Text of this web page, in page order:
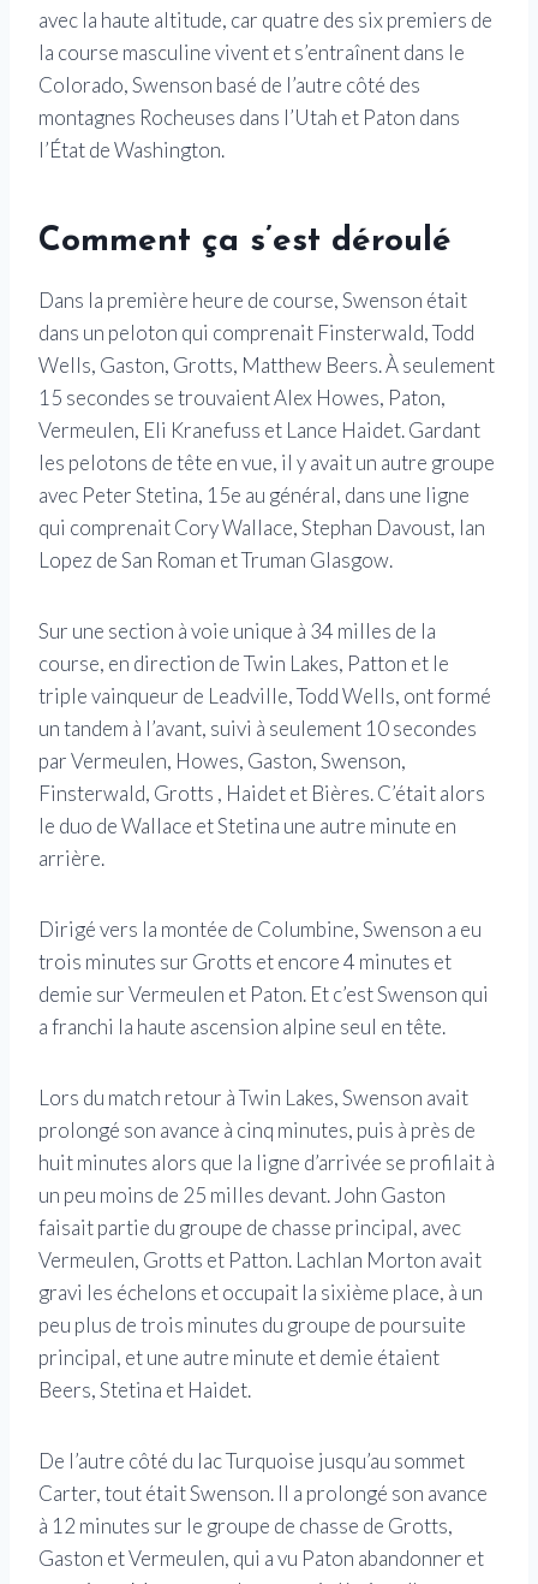
avec la haute altitude, car quatre des six premiers de
la course masculine vivent et s’entraînent dans le
Colorado, Swenson basé de l’autre côté des
montagnes Rocheuses dans l’Utah et Paton dans
l’État de Washington.
Comment ça s’est déroulé
Dans la première heure de course, Swenson était
dans un peloton qui comprenait Finsterwald, Todd
Wells, Gaston, Grotts, Matthew Beers. À seulement
15 secondes se trouvaient Alex Howes, Paton,
Vermeulen, Eli Kranefuss et Lance Haidet. Gardant
les pelotons de tête en vue, il y avait un autre groupe
avec Peter Stetina, 15e au général, dans une ligne
qui comprenait Cory Wallace, Stephan Davoust, Ian
Lopez de San Roman et Truman Glasgow.
Sur une section à voie unique à 34 milles de la
course, en direction de Twin Lakes, Patton et le
triple vainqueur de Leadville, Todd Wells, ont formé
un tandem à l’avant, suivi à seulement 10 secondes
par Vermeulen, Howes, Gaston, Swenson,
Finsterwald, Grotts , Haidet et Bières. C’était alors
le duo de Wallace et Stetina une autre minute en
arrière.
Dirigé vers la montée de Columbine, Swenson a eu
trois minutes sur Grotts et encore 4 minutes et
demie sur Vermeulen et Paton. Et c’est Swenson qui
a franchi la haute ascension alpine seul en tête.
Lors du match retour à Twin Lakes, Swenson avait
prolongé son avance à cinq minutes, puis à près de
huit minutes alors que la ligne d’arrivée se profilait à
un peu moins de 25 milles devant. John Gaston
faisait partie du groupe de chasse principal, avec
Vermeulen, Grotts et Patton. Lachlan Morton avait
gravi les échelons et occupait la sixième place, à un
peu plus de trois minutes du groupe de poursuite
principal, et une autre minute et demie étaient
Beers, Stetina et Haidet.
De l’autre côté du lac Turquoise jusqu’au sommet
Carter, tout était Swenson. Il a prolongé son avance
à 12 minutes sur le groupe de chasse de Grotts,
Gaston et Vermeulen, qui a vu Paton abandonner et